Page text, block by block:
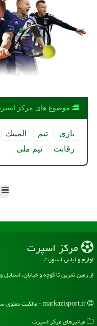
موضوع های مركز
بازی تیم المپیك
رقابت
تیم ملی
مركز اسپرت
لوازم و لباس اسپورت
از زمین تمرین تا کوچه و خیابان،
میانبرهای مركز اسپرت